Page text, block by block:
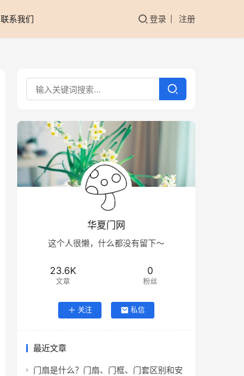
联系我们 登录 注册
华夏门网
这个人很懒，什么都没有留下～
23.6K
文章
0
粉丝
关注 私信
最近文章
门扇是什么？门扇、门框、门套区别和安